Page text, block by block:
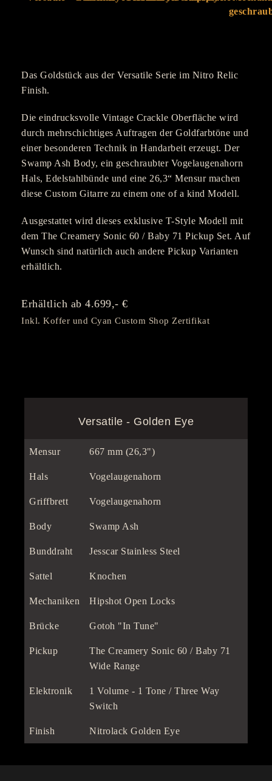
Das Goldstück aus der Versatile Serie im Nitro Relic
Finish.
Die eindrucksvolle Vintage Crackle Oberfläche wird
durch mehrschichtiges Auftragen der Goldfarbtöne und
einer besonderen Technik in Handarbeit erzeugt. Der
Swamp Ash Body, ein geschraubter Vogelaugenahorn
Hals, Edelstahlbünde und eine 26,3“ Mensur machen
diese Custom Gitarre zu einem one of a kind Modell.
Ausgestattet wird dieses exklusive T-Style Modell mit
dem The Creamery Sonic 60 / Baby 71 Pickup Set. Auf
Wunsch sind natürlich auch andere Pickup Varianten
erhältlich.
Erhältlich ab 4.699,- €
Inkl. Koffer und Cyan Custom Shop Zertifikat
Versatile - Golden Eye
Mensur 667 mm (26,3")
Hals Vogelaugenahorn
Griffbrett Vogelaugenahorn
Body Swamp Ash
Bunddraht Jesscar Stainless Steel
Sattel Knochen
Mechaniken Hipshot Open Locks
Brücke Gotoh "In Tune"
Pickup
The Creamery Sonic 60 / Baby 71
Wide Range
Elektronik
1 Volume - 1 Tone / Three Way
Switch
Finish Nitrolack Golden Eye